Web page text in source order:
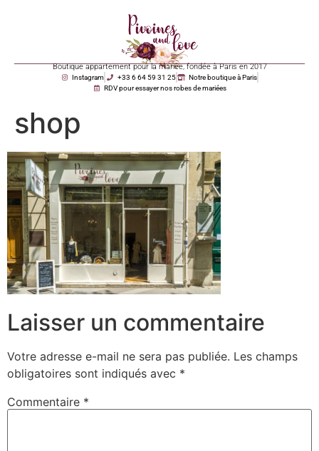
Boutique appartement pour la mariée, fondée à Paris en 2017
Instagram +33 6 64 59 31 25
Notre boutique à Paris
RDV pour essayer nos robes de mariées
shop
Laisser un commentaire
Votre adresse e-mail ne sera pas publiée. Les champs
obligatoires sont indiqués avec *
Commentaire *